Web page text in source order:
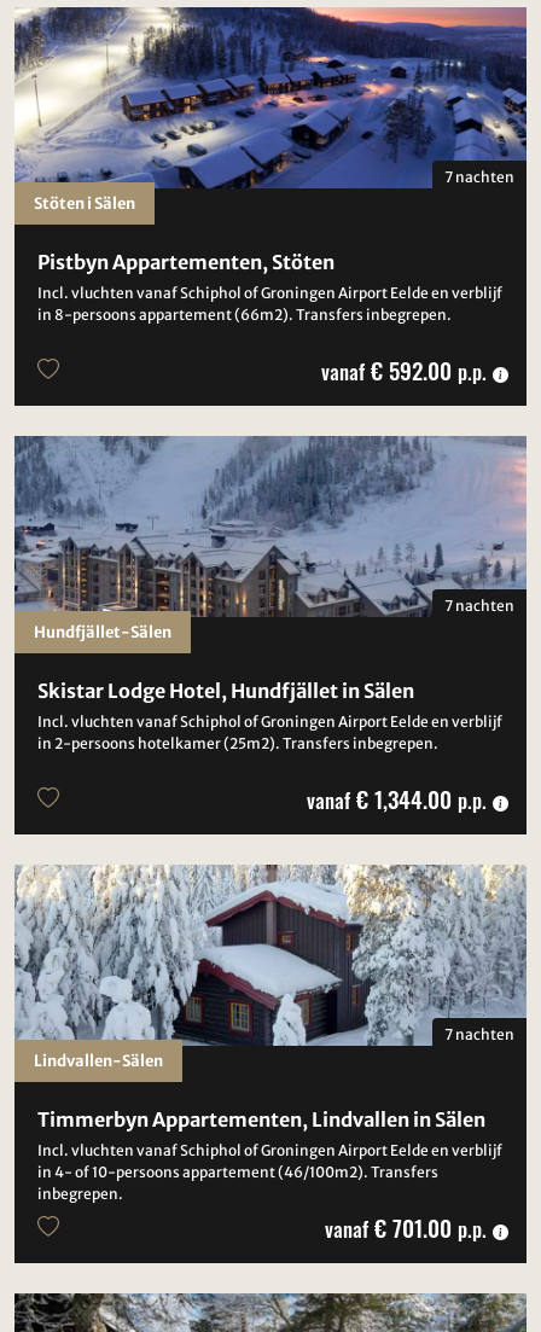
Pistbyn Appartementen, Stöten
Incl. vluchten vanaf Schiphol of Groningen Airport Eelde en verblijf
in 8-persoons appartement (66m2). Transfers inbegrepen.
7 nachten
vanaf € 592.00 p.p.
Stöten i Sälen
Skistar Lodge Hotel, Hundfjället in Sälen
Incl. vluchten vanaf Schiphol of Groningen Airport Eelde en verblijf
in 2-persoons hotelkamer (25m2). Transfers inbegrepen.
7 nachten
vanaf € 1,344.00 p.p.
Hundfjället-Sälen
Timmerbyn Appartementen, Lindvallen in Sälen
Incl. vluchten vanaf Schiphol of Groningen Airport Eelde en verblijf
in 4- of 10-persoons appartement (46/100m2). Transfers
inbegrepen.
7 nachten
vanaf € 701.00 p.p.
Lindvallen-Sälen